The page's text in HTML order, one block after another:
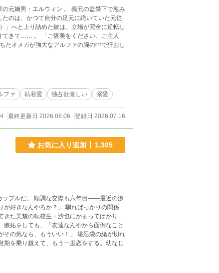
元嫡男・エルウィン 。 義兄の監禁下で慰み
のは、かつて自分の足元に跪いていた元従
ください、ご主人
ファ 執着愛 独占欲激しい 溺愛
最終更新日 2026.08.06 登録日 2026.07.16
お気に入り追加 1,305
ップルだ。 順調な交際も六年目――最近の渉
が好きなんやろか？」 馴ればっかりの関係
た美貌の転校生・沙也にかまってばかり
妬をしても、「友達なんやから面倒なこと
の気なら、もういい！」 堪忍袋の緒が切れ
を乗り越えて、もう一度恋をする。幼なじ